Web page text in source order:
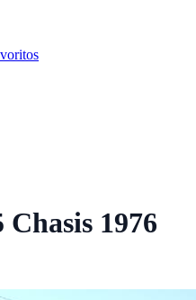
Chasis 1976